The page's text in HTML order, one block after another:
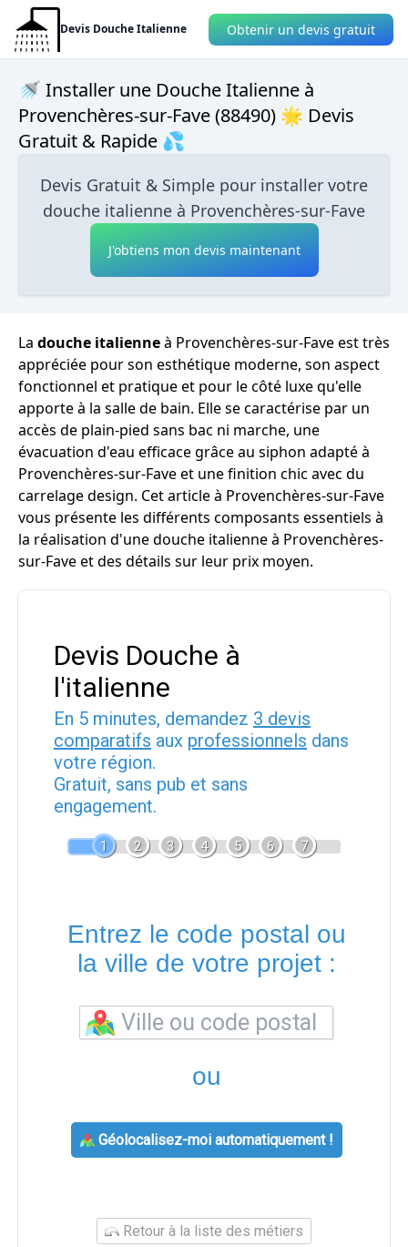
Devis Douche Italienne Obtenir un devis gratuit
🚿 Installer une Douche Italienne à
Provenchères-sur-Fave (88490) 🌟 Devis
Gratuit & Rapide 💦
Devis Gratuit & Simple pour installer votre
douche italienne à Provenchères-sur-Fave
J'obtiens mon devis maintenant
La douche italienneà Provenchères-sur-Fave est très
appréciée pour son esthétique moderne, son aspect
fonctionnel et pratique et pour le côté luxe qu'elle
apporte à la salle de bain. Elle se caractérise par un
accès de plain-pied sans bac ni marche, une
évacuation d'eau efficace grâce au siphon adapté à
Provenchères-sur-Fave et une finition chic avec du
carrelage design. Cet article à Provenchères-sur-Fave
vous présente les différents composants essentiels à
la réalisation d'une douche italienne à Provenchères-
sur-Fave et des détails sur leur prix moyen.
Devis Douche à
l'italienne
En 5 minutes, demandez 3 devis
comparatifs aux professionnels dans
votre région.
Gratuit, sans pub et sans
engagement.
1 2 3 4 5 6 7
Entrez le code postal ou
la ville de votre projet :
ou
Géolocalisez-moi automatiquement !
Retour à la liste des métiers